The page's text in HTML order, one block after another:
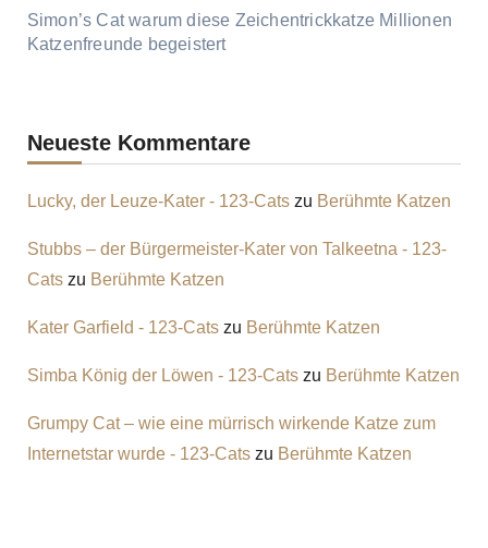
Simon’s Cat warum diese Zeichentrickkatze Millionen
Katzenfreunde begeistert
Neueste Kommentare
Lucky, der Leuze-Kater - 123-Catszu Berühmte Katzen
Stubbs – der Bürgermeister-Kater von Talkeetna - 123-
Catszu Berühmte Katzen
Kater Garfield - 123-Catszu Berühmte Katzen
Simba König der Löwen - 123-Catszu Berühmte Katzen
Grumpy Cat – wie eine mürrisch wirkende Katze zum
Internetstar wurde - 123-Catszu Berühmte Katzen